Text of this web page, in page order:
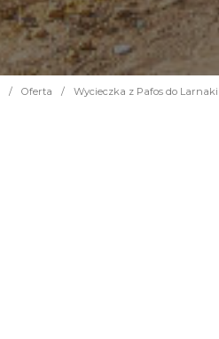
/ Oferta / Wycieczka z Pafos do